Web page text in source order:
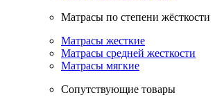
Матрасы по степени жёсткости
Матрасы жесткие
Матрасы средней жесткости
Матрасы мягкие
Сопутствующие товары